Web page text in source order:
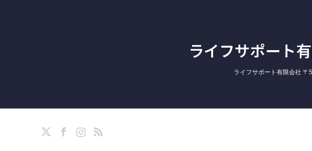
ライフサポート
ライフサポート有限会社
FacebookInstagram